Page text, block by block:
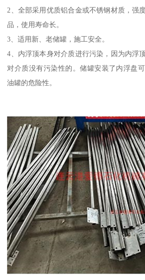
2、全部采用优质铝合金或不锈钢材质，强
品，使用寿命长。
3、适用新、老储罐，施工安全。
4、内浮顶本身对介质进行污染，因为内浮
对介质没有污染性的。储罐安装了内浮盘
油罐的危险性。